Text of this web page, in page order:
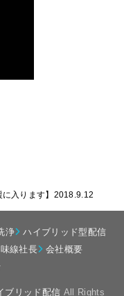
に入ります】2018.9.12
浄
ハイブリッド型配信
線社長
会社概要
ブリッド配信 All Rights